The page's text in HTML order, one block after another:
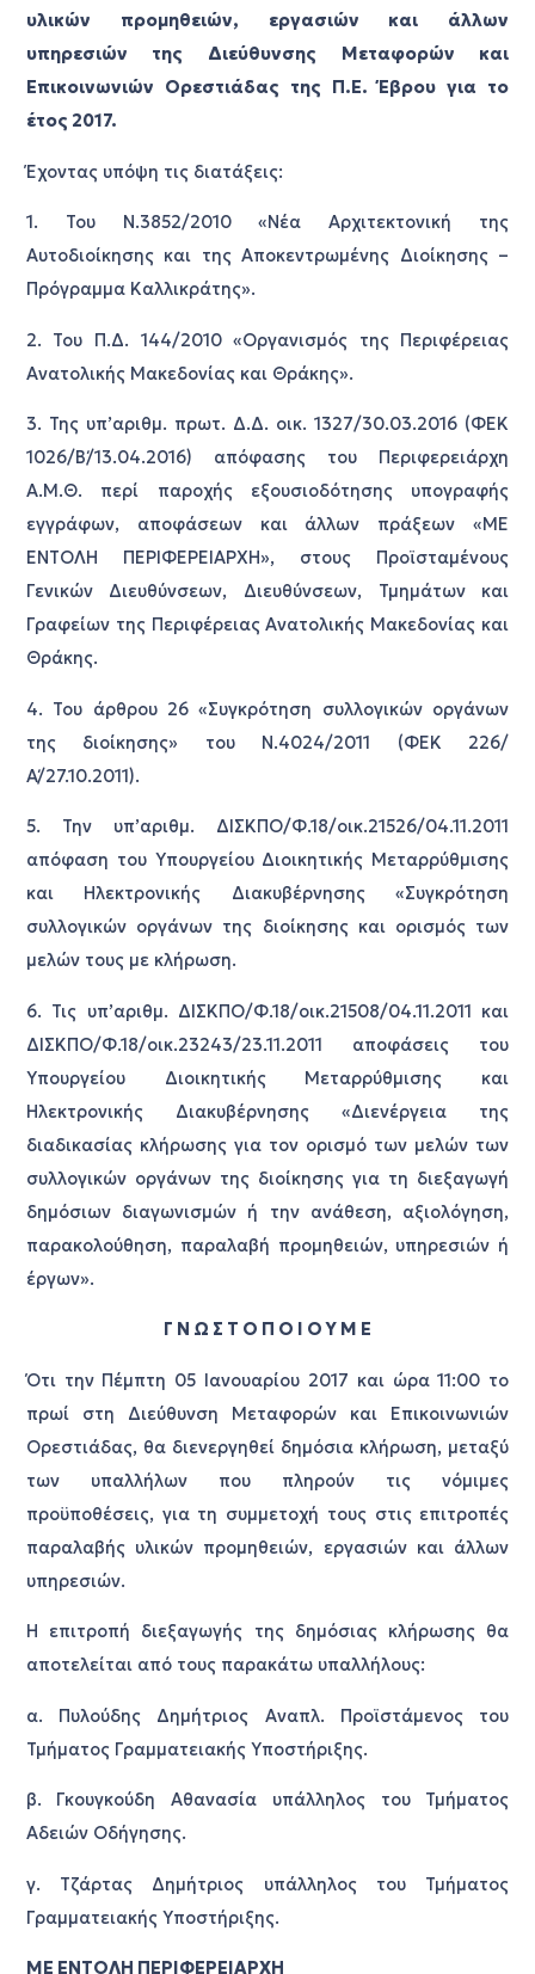
υλικών προμηθειών, εργασιών και άλλων
υπηρεσιών της Διεύθυνσης Μεταφορών και
Επικοινωνιών Ορεστιάδας της Π.Ε. Έβρου για το
έτος 2017.
Έχοντας υπόψη τις διατάξεις:
1. Του Ν.3852/2010 «Νέα Αρχιτεκτονική της
Αυτοδιοίκησης και της Αποκεντρωμένης Διοίκησης –
Πρόγραμμα Καλλικράτης».
2. Του Π.Δ. 144/2010 «Οργανισμός της Περιφέρειας
Ανατολικής Μακεδονίας και Θράκης».
3. Της υπ’αριθμ. πρωτ. Δ.Δ. οικ. 1327/30.03.2016 (ΦΕΚ
1026/Β΄/13.04.2016) απόφασης του Περιφερειάρχη
Α.Μ.Θ. περί παροχής εξουσιοδότησης υπογραφής
εγγράφων, αποφάσεων και άλλων πράξεων «ΜΕ
ΕΝΤΟΛΗ ΠΕΡΙΦΕΡΕΙΑΡΧΗ», στους Προϊσταμένους
Γενικών Διευθύνσεων, Διευθύνσεων, Τμημάτων και
Γραφείων της Περιφέρειας Ανατολικής Μακεδονίας και
Θράκης.
4. Του άρθρου 26 «Συγκρότηση συλλογικών οργάνων
της διοίκησης» του Ν.4024/2011 (ΦΕΚ 226/
Α΄/27.10.2011).
5. Την υπ’αριθμ. ΔΙΣΚΠΟ/Φ.18/οικ.21526/04.11.2011
απόφαση του Υπουργείου Διοικητικής Μεταρρύθμισης
και Ηλεκτρονικής Διακυβέρνησης «Συγκρότηση
συλλογικών οργάνων της διοίκησης και ορισμός των
μελών τους με κλήρωση.
6. Τις υπ’αριθμ. ΔΙΣΚΠΟ/Φ.18/οικ.21508/04.11.2011 και
ΔΙΣΚΠΟ/Φ.18/οικ.23243/23.11.2011 αποφάσεις του
Υπουργείου Διοικητικής Μεταρρύθμισης και
Ηλεκτρονικής Διακυβέρνησης «Διενέργεια της
διαδικασίας κλήρωσης για τον ορισμό των μελών των
συλλογικών οργάνων της διοίκησης για τη διεξαγωγή
δημόσιων διαγωνισμών ή την ανάθεση, αξιολόγηση,
παρακολούθηση, παραλαβή προμηθειών, υπηρεσιών ή
έργων».
Γ Ν Ω Σ Τ Ο Π Ο Ι Ο Υ Μ Ε
Ότι την Πέμπτη 05 Ιανουαρίου 2017 και ώρα 11:00 το
πρωί στη Διεύθυνση Μεταφορών και Επικοινωνιών
Ορεστιάδας, θα διενεργηθεί δημόσια κλήρωση, μεταξύ
των υπαλλήλων που πληρούν τις νόμιμες
προϋποθέσεις, για τη συμμετοχή τους στις επιτροπές
παραλαβής υλικών προμηθειών, εργασιών και άλλων
υπηρεσιών.
Η επιτροπή διεξαγωγής της δημόσιας κλήρωσης θα
αποτελείται από τους παρακάτω υπαλλήλους:
α. Πυλούδης Δημήτριος Αναπλ. Προϊστάμενος του
Τμήματος Γραμματειακής Υποστήριξης.
β. Γκουγκούδη Αθανασία υπάλληλος του Τμήματος
Αδειών Οδήγησης.
γ. Τζάρτας Δημήτριος υπάλληλος του Τμήματος
Γραμματειακής Υποστήριξης.
ΜΕ ΕΝΤΟΛΗ ΠΕΡΙΦΕΡΕΙΑΡΧΗ